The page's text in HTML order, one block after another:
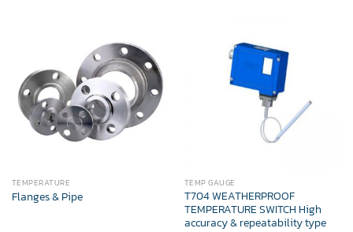
TEMPERATURE
Flanges & Pipe
TEMP GAUGE
T704 WEATHERPROOF
TEMPERATURE SWITCH High
accuracy & repeatability type